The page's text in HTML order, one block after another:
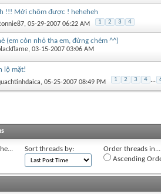
!!! Mới chôm được ! heheheh
, 05-29-2007 06:22 AM 1 2 3 4
(em còn nhỏ tha em, đừng chém ^^)
, 03-15-2007 03:06 AM
lộ mặt!
, 05-25-2007 08:49 PM 1 2 3 4 ...
Sort threads by:
Order threads in...
Ascending